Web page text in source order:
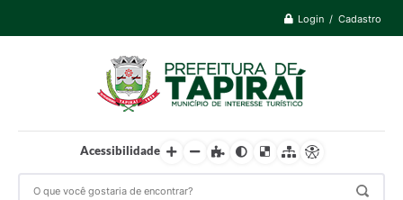
Login / Cadastro
Acessibilidade